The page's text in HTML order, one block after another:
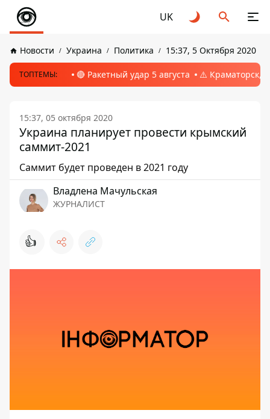
UK
Новости Украина Политика 15:37, 5 Октября 2020
ТОПТЕМЫ: 🔴 Ракетный удар 5 августа ⚠️ Краматорск,
15:37, 05 октября 2020
Украина планирует провести крымский
саммит-2021
Саммит будет проведен в 2021 году
Владлена Мачульская
ЖУРНАЛИСТ
👍